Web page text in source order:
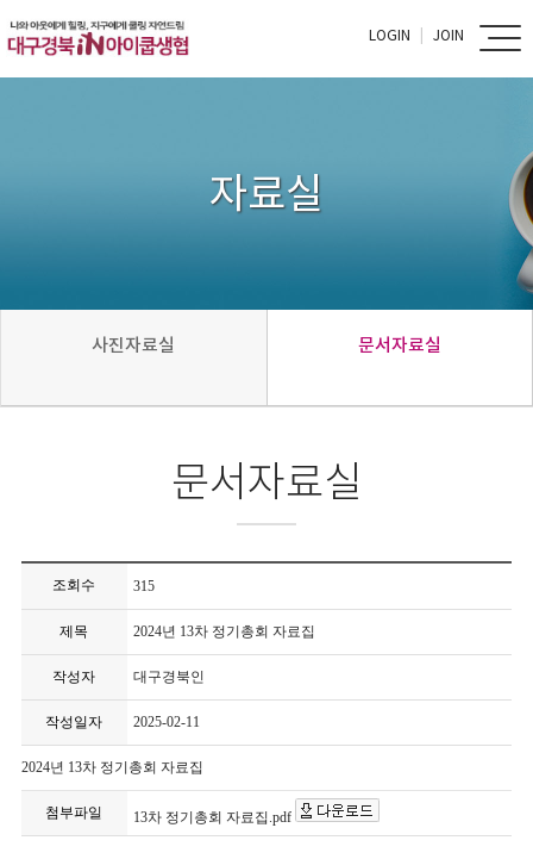
LOGIN JOIN
자료실
사진자료실 문서자료실
문서자료실
조회수 315
제목 2024년 13차 정기총회 자료집
작성자 대구경북인
작성일자 2025-02-11
2024년 13차 정기총회 자료집
첨부파일 13차 정기총회 자료집.pdf